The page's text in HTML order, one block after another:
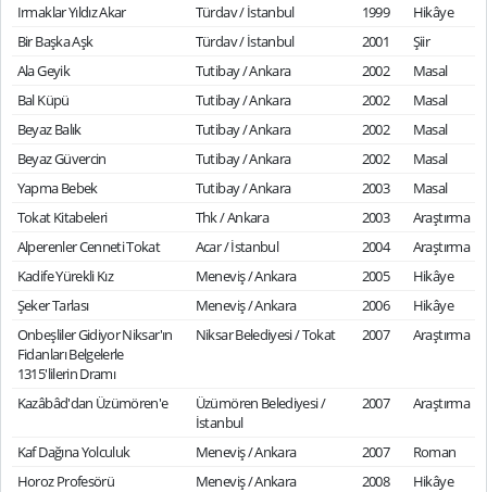
Irmaklar Yıldız Akar Türdav / İstanbul 1999
Hikâye
Bir Başka Aşk
Türdav / İstanbul 2001
Şiir
Ala Geyik
Tutibay / Ankara 2002
Masal
Bal Küpü
Tutibay / Ankara 2002
Masal
Beyaz Balık
Tutibay / Ankara 2002
Masal
Beyaz Güvercin
Tutibay / Ankara 2002
Masal
Yapma Bebek
Tutibay / Ankara 2003
Masal
Tokat Kitabeleri
Thk / Ankara 2003
Araştırma
Alperenler Cenneti Tokat
Acar / İstanbul 2004
Araştırma
Kadife Yürekli Kız
Meneviş / Ankara 2005
Hikâye
Şeker Tarlası
Meneviş / Ankara 2006
Hikâye
Onbeşliler Gidiyor Niksar'ın
Fidanları Belgelerle
1315'lilerin Dramı
Niksar Belediyesi / Tokat 2007 Araştırma
Kazâbâd'dan Üzümören'e
Üzümören Belediyesi /
İstanbul
2007 Araştırma
Kaf Dağına Yolculuk Meneviş / Ankara 2007
Roman
Horoz Profesörü
Meneviş / Ankara 2008
Hikâye